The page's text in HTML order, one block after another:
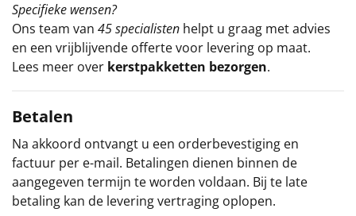
Specifieke wensen?
Ons team van 45 specialisten helpt u graag met advies
en een vrijblijvende offerte voor levering op maat.
Lees meer over kerstpakketten bezorgen.
Betalen
Na akkoord ontvangt u een orderbevestiging en
factuur per e-mail. Betalingen dienen binnen de
aangegeven termijn te worden voldaan. Bij te late
betaling kan de levering vertraging oplopen.